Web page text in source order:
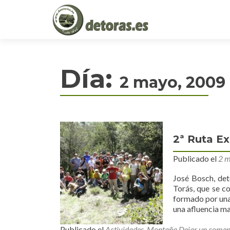
Día: 2 mayo, 2009
2ª Ruta
Publicado el 2
José Bosch,
Torás, que se
formado por
una afluencia